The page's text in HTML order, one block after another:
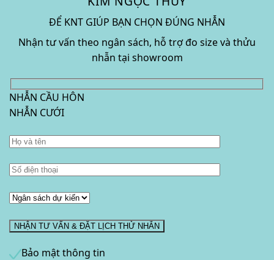
ĐỂ KNT GIÚP BẠN CHỌN ĐÚNG NHẪN
Nhận tư vấn theo ngân sách, hỗ trợ đo size và thửu
nhẫn tại showroom
NHẪN CẦU HÔN
NHẪN CƯỚI
Bảo mật thông tin